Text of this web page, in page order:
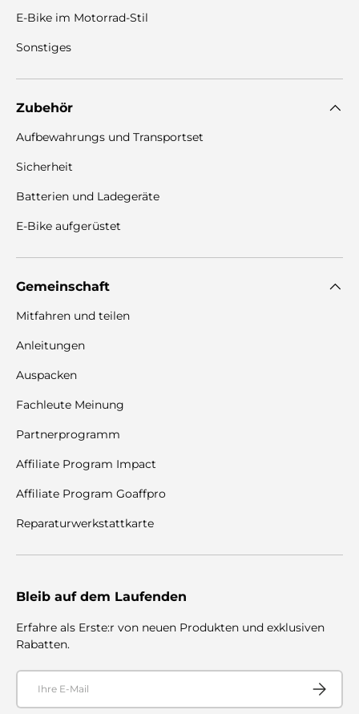
E-Bike im Motorrad-Stil
Sonstiges
Zubehör
Aufbewahrungs und Transportset
Sicherheit
Batterien und Ladegeräte
E-Bike aufgerüstet
Gemeinschaft
Mitfahren und teilen
Anleitungen
Auspacken
Fachleute Meinung
Partnerprogramm
Affiliate Program Impact
Affiliate Program Goaffpro
Reparaturwerkstattkarte
Bleib auf dem Laufenden
Erfahre als Erste:r von neuen Produkten und exklusiven
Rabatten.
E-Mail